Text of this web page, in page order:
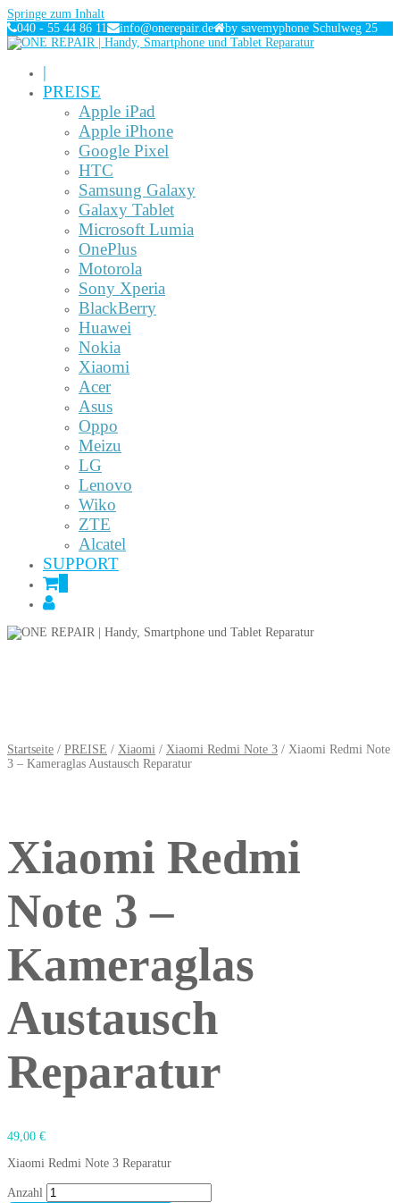
Springe zum Inhalt
040 - 55 44 86 11
info@onerepair.de by savemyphone Schulweg 25
|
PREISE
Apple iPad
Apple iPhone
Google Pixel
HTC
Samsung Galaxy
Galaxy Tablet
Microsoft Lumia
OnePlus
Motorola
Sony Xperia
BlackBerry
Huawei
Nokia
Xiaomi
Acer
Asus
Oppo
Meizu
LG
Lenovo
Wiko
ZTE
Alcatel
SUPPORT
Startseite / PREISE / Xiaomi / Xiaomi Redmi Note 3 / Xiaomi Redmi Note
3 – Kameraglas Austausch Reparatur
Xiaomi Redmi
Note 3 –
Kameraglas
Austausch
Reparatur
49,00 €
Xiaomi Redmi Note 3 Reparatur
Anzahl